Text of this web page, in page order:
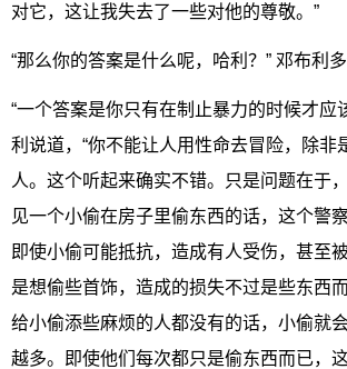
对它，这让我失去了一些对他的尊敬。”
“那么你的答案是什么呢，哈利？” 邓布利
“一个答案是你只有在制止暴力的时候才应
利说道，“你不能让人用性命去冒险，除非
人。这个听起来确实不错。只是问题在于
见一个小偷在房子里偷东西的话，这个警
即使小偷可能抵抗，造成有人受伤，甚至
是想偷些首饰，造成的损失不过是些东西
给小偷添些麻烦的人都没有的话，小偷就
越多。即使他们每次都只是偷东西而已